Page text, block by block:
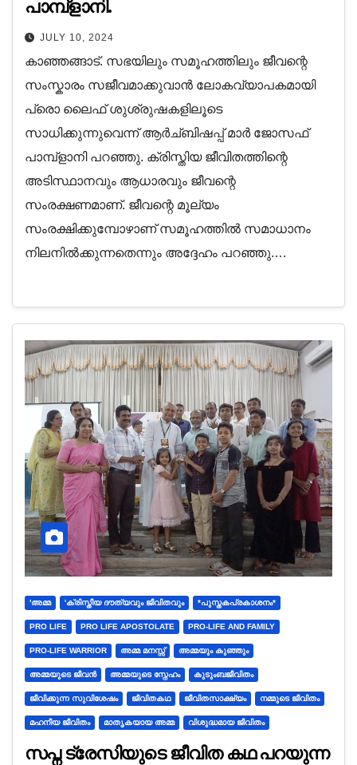
പാമ്പ്‌ളാനി.
JULY 10, 2024
കാഞ്ഞങ്ങാട്. സഭയിലും സമൂഹത്തിലും ജീവന്റെ
സംസ്കാരം സജീവമാക്കുവാൻ ലോകവ്യാപകമായി
പ്രൊ ലൈഫ് ശുശ്രുഷകളിലൂടെ
സാധിക്കുന്നുവെന്ന് ആർച്ബിഷപ്പ് മാർ ജോസഫ്
പാമ്പ്‌ളാനി പറഞ്ഞു. ക്രിസ്തിയ ജീവിതത്തിന്റെ
അടിസ്ഥാനവും ആധാരവും ജീവന്റെ
സംരക്ഷണമാണ്. ജീവന്റെ മൂല്യം
സംരക്ഷിക്കുമ്പോഴാണ് സമൂഹത്തിൽ സമാധാനം
നിലനിൽക്കുന്നതെന്നും അദ്ദേഹം പറഞ്ഞു.…
'അമ്മ 'ക്രിസ്തീയ ദൗത്യവും ജീവിതവും *പുസ്തകപ്രകാശനം*
PRO LIFE PRO LIFE APOSTOLATE PRO-LIFE AND FAMILY
PRO-LIFE WARRIOR അമ്മ മനസ്സ് അമ്മയും കുഞ്ഞും
അമ്മയുടെ ജീവന്‍ അമ്മയുടെ സ്നേഹം കുടുംബജീവിതം
ജീവിക്കുന്ന സുവിശേഷം ജീവിതകഥ ജീവിതസാക്ഷ്യം നമ്മുടെ ജീവിതം
മഹനീയ ജീവിതം മാതൃകയായ അമ്മ വിശുദ്ധമായ ജീവിതം
സപ്ന ട്രേസിയുടെ ജീവിത കഥ പറയുന്ന